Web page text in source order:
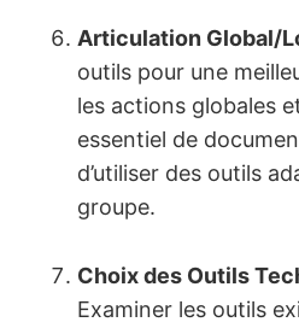
Articulation Global/
outils pour une
les actions globales
essentiel de
d’utiliser des outils
groupe.
Choix des Outils
Examiner les outils